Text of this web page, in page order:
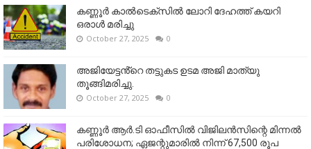
കണ്ണൂര്‍ കാല്‍ടെക്‌സില്‍ ലോറി ദേഹത്ത് കയറി
ഒരാള്‍ മരിച്ചു
October 27, 2025 0
അജിയേട്ടൻ്റെ തട്ടുകട ഉടമ അജി മാത്യു
തൂങ്ങിമരിച്ചു.
October 27, 2025 0
കണ്ണൂര്‍ ആര്‍.ടി ഓഫീസില്‍ വിജിലൻസിന്റെ മിന്നല്‍
പരിശോധന; ഏജന്റുമാരില്‍ നിന്ന് 67,500 രൂപ